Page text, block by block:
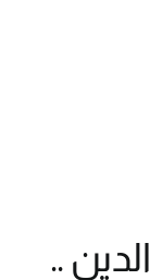
..